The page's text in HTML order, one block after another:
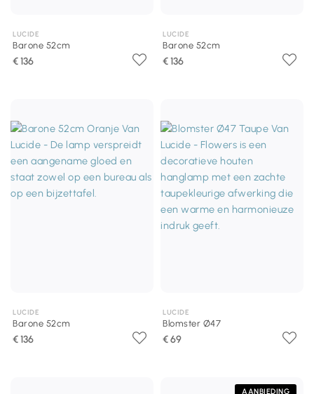
LUCIDE
Barone 52cm
€ 136
LUCIDE
Barone 52cm
€ 136
LUCIDE
Barone 52cm
€ 136
LUCIDE
Blomster Ø47
€ 69
AANBIEDING